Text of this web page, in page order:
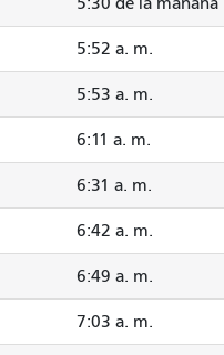
5:52 a. m.
5:53 a. m.
6:11 a. m.
6:31 a. m.
6:42 a. m.
6:49 a. m.
7:03 a. m.